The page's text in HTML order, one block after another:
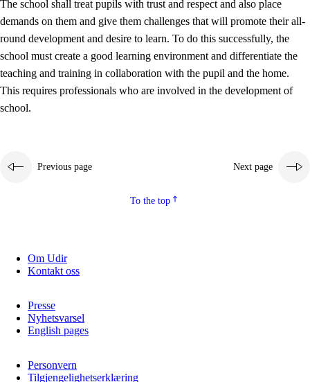
3.2 Teaching and differentiated instruction
3.3 Cooperation between home and school
3.4
On-the-job training in a training establishment and
3.5 Professional environment and school development
The school shall treat pupils with trust and respect and also place
demands on them and give them challenges that will promote their all-
round development and desire to learn. To do this successfully, the
school must create a good learning environment and differentiate the
teaching and training in collaboration with the pupil and the home.
This requires professionals who are involved in the development of
school.
Previous page Next page
To the top
Om Udir
Kontakt oss
Presse
Nyhetsvarsel
English pages
Personvern
Tilgjengelighetserklæring